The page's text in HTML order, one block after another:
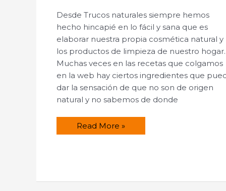
Desde Trucos naturales siempre hemos
hecho hincapié en lo fácil y sana que es
elaborar nuestra propia cosmética natural y
los productos de limpieza de nuestro hogar.
Muchas veces en las recetas que colgamos
en la web hay ciertos ingredientes que
dar la sensación de que no son de origen
natural y no sabemos de donde
Ingredientes
especiales
Read More »